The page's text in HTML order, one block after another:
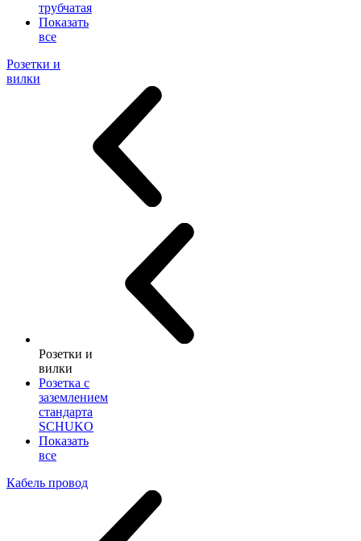
трубчатая
Показать
все
Розетки и
вилки
Розетки и
вилки
Розетка с
заземлением
стандарта
SCHUKO
Показать
все
Кабель провод